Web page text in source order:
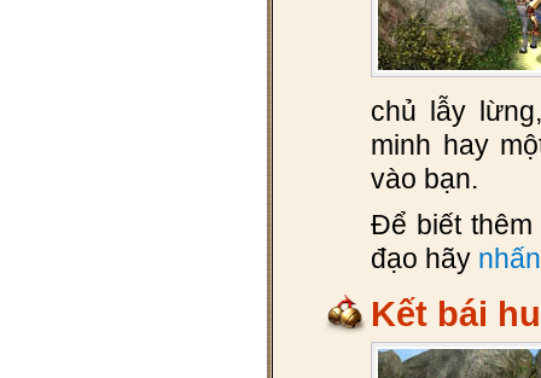
chủ lẫy
minh hay
vào bạn.
Để biết thêm
đạo hãy
Kết bái